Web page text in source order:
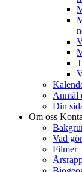
Anmäl
Din
Om oss
Vad
Filmer